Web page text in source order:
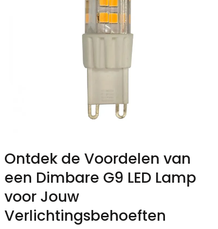
Ontdek de Voordelen van
een Dimbare G9 LED Lamp
voor Jouw
Verlichtingsbehoeften